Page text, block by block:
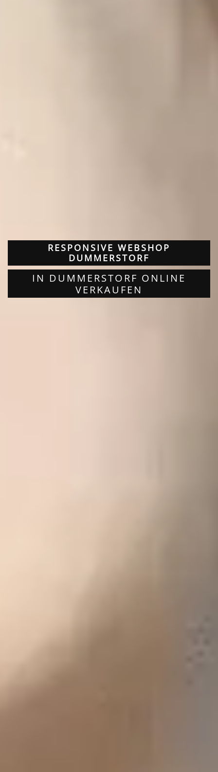
RESPONSIVE WEBSHOP
DUMMERSTORF
IN DUMMERSTORF ONLINE
VERKAUFEN